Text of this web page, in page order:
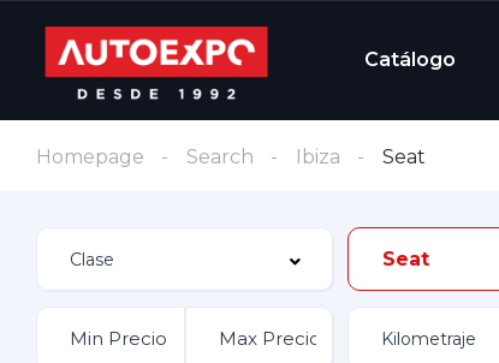
Catálogo
Homepage Search Ibiza Seat
Seat